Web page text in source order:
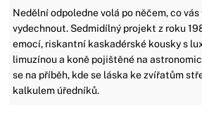
Nedělní odpoledne volá po něčem, co
vydechnout. Sedmidílný projekt z roku
emocí, riskantní kaskadérské kousky s
limuzínou a koně pojištěné na
se na příběh, kde se láska ke zvířatům
kalkulem úředníků.